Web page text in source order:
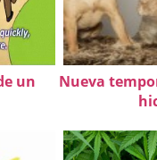
un
Nueva